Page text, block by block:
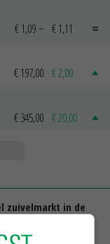
€ 1,09 ~ € 1,11
€ 197,00 € 2,00
€ 345,00 € 20,00
zuivelmarkt in de